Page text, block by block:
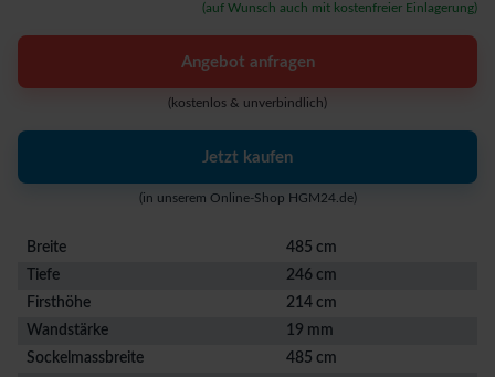
(auf Wunsch auch mit kostenfreier Einlagerung)
Angebot anfragen
(kostenlos & unverbindlich)
Jetzt kaufen
(in unserem Online-Shop HGM24.de)
Breite
485 cm
Tiefe
246 cm
Firsthöhe
214 cm
Wandstärke
19 mm
Sockelmassbreite
485 cm